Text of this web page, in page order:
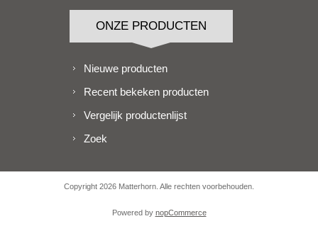
ONZE PRODUCTEN
Nieuwe producten
Recent bekeken producten
Vergelijk productenlijst
Zoek
Copyright 2026 Matterhorn. Alle rechten voorbehouden.
Powered by nopCommerce